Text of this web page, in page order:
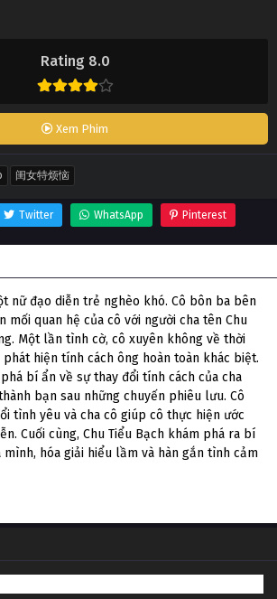
Rating 8.0
Xem Phim
闺女特烦恼
Twitter WhatsApp Pinterest
nữ đạo diễn trẻ nghèo khó. Cô bôn ba bên
mối quan hệ của cô với người cha tên Chu
Một lần tình cờ, cô xuyên không về thời
hiện tính cách ông hoàn toàn khác biệt.
bí ẩn về sự thay đổi tính cách của cha
bạn sau những chuyến phiêu lưu. Cô
tình yêu và cha cô giúp cô thực hiện ước
Cuối cùng, Chu Tiểu Bạch khám phá ra bí
hóa giải hiểu lầm và hàn gắn tình cảm